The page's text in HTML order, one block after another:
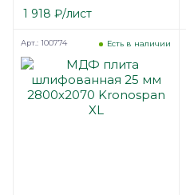
односторонняя Kronospan
1 918 ₽/лист
Есть в наличии
Арт.: 100774